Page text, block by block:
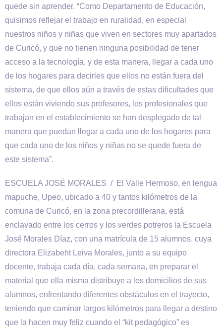
quede sin aprender. “Como Departamento de Educación,
quisimos reflejar el trabajo en ruralidad, en especial
nuestros niños y niñas que viven en sectores muy apartados
de Curicó, y que no tienen ninguna posibilidad de tener
acceso a la tecnología, y de esta manera, llegar a cada uno
de los hogares para decirles que ellos no están fuera del
sistema, de que ellos aún a través de estas dificultades que
ellos están viviendo sus profesores, los profesionales que
trabajan en el establecimiento se han desplegado de tal
manera que puedan llegar a cada uno de los hogares para
que cada uno de los niños y niñas no se quede fuera de
este sistema”.
ESCUELA JOSÉ MORALES / El Valle Hermoso, en lengua
mapuche, Upeo, ubicado a 40 y tantos kilómetros de la
comuna de Curicó, en la zona precordillerana, está
enclavado entre los cerros y los verdes potreros la Escuela
José Morales Díaz, con una matrícula de 15 alumnos, cuya
directora Elizabeht Leiva Morales, junto a su equipo
docente, trabaja cada día, cada semana, en preparar el
material que ella misma distribuye a los domicilios de sus
alumnos, enfrentando diferentes obstáculos en el trayecto,
teniendo que caminar largos kilómetros para llegar a destino
que la hacen muy feliz cuando el “kit pedagógico” es